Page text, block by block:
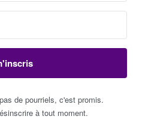
de pourriels, c'est promis.
à tout moment.